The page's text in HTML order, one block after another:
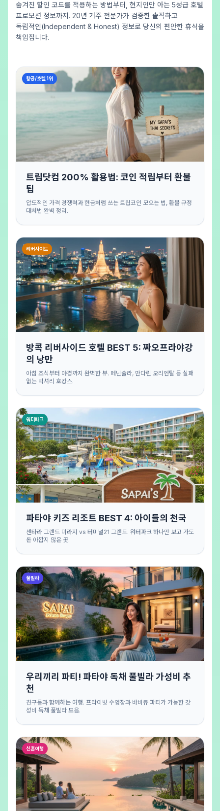
숨겨진 할인 코드를 적용하는 방법부터, 현지인만 아는 5성급 호텔
프로모션 정보까지. 20년 거주 전문가가 검증한 솔직하고
독립적인(Independent & Honest) 정보로 당신의 편안한 휴식을
책임집니다.
항공/호텔 1위
트립닷컴 200% 활용법: 코인 적립부터 환불
팁
압도적인 가격 경쟁력과 현금처럼 쓰는 트립코인 모으는 법, 환불 규정
대처법 완벽 정리.
리버사이드
방콕 리버사이드 호텔 BEST 5: 짜오프라야강
의 낭만
아침 조식부터 야경까지 완벽한 뷰. 페닌슐라, 만다린 오리엔탈 등 실패
없는 럭셔리 호캉스.
워터파크
파타야 키즈 리조트 BEST 4: 아이들의 천국
센타라 그랜드 미라지 vs 터미널21 그랜드. 워터파크 하나만 보고 가도
돈 아깝지 않은 곳.
풀빌라
우리끼리 파티! 파타야 독채 풀빌라 가성비 추
천
친구들과 함께하는 여행. 프라이빗 수영장과 바비큐 파티가 가능한 갓
성비 독채 풀빌라 모음.
신혼여행